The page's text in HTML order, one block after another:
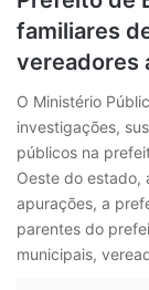
familiares
vereadores
O Ministério
investigações,
públicos na
Oeste do estado,
apurações, a
parentes do
municipais,